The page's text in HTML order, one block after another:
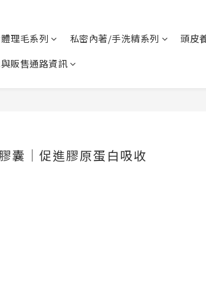
理毛系列 私密內著/手洗精系列 頭皮
販售通路資訊
囊｜促進膠原蛋白吸收